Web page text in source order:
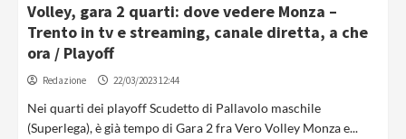
Volley, gara 2 quarti: dove vedere Monza –
Trento in tv e streaming, canale diretta, a che
ora / Playoff
Redazione 22/03/2023 12:44
Nei quarti dei playoff Scudetto di Pallavolo maschile
(Superlega), è già tempo di Gara 2 fra Vero Volley Monza e...